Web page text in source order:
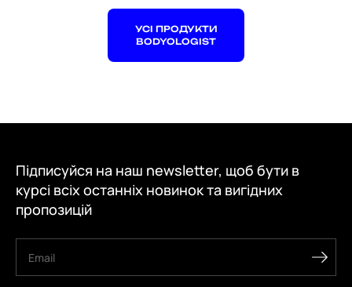
УСІ ПРОДУКТИ
BODYOLOGIST
Підписуйся на наш newsletter, щоб бути в
курсі всіх останніх новинок та вигідних
пропозицій